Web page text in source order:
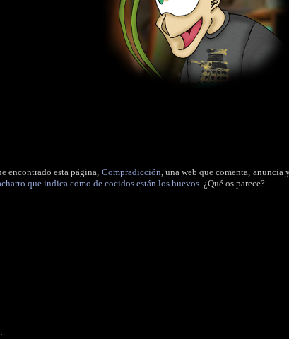
encontrado esta página, Compradicción, una web que comenta, anuncia
que indica como de cocidos están los huevos. ¿Qué os parece?